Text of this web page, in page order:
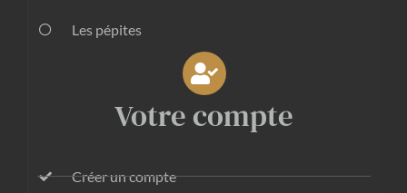
Les pépites
Votre compte
Créer un compte